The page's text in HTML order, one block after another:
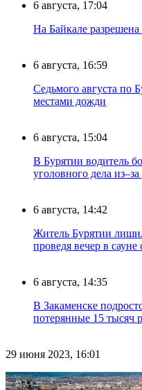
6 августа, 17:04
На Байкале
6 августа, 16:59
Седьмого августа по
местами дожди
6 августа, 15:04
В Бурятии водитель
уголовного дела
6 августа, 14:42
Житель Бурятии
проведя вечер в
6 августа, 14:35
В Закаменске
потерянные 15 тысяч
29 июня 2023, 16:01